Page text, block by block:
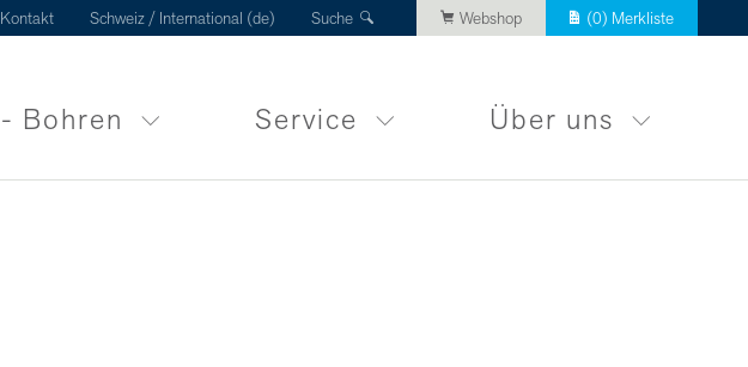
Kontakt Schweiz / International (de) Suche Webshop (0) Merkliste
Bohren Service Über uns